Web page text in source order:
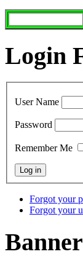
Login
User Name
Password
Remember Me
Forgot your
Forgot your
Banner